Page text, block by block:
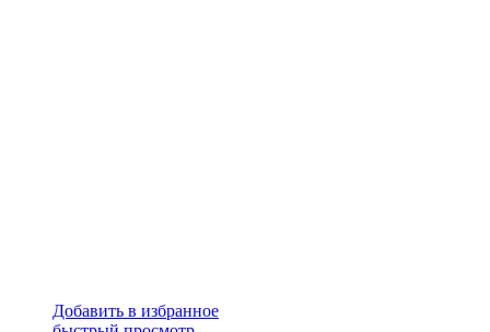
Добавить в избранное